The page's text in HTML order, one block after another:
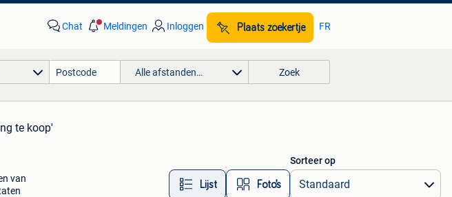
Chat Meldingen Inloggen Plaats zoekertje FR
Alle afstanden… Zoek
te koop'
van
Lijst Foto’s
Sorteer op